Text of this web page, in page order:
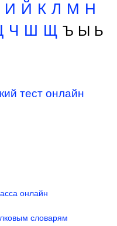
И Й К Л М Н
Ч Ш Щ Ъ Ы Ь
тест онлайн
онлайн
словарям